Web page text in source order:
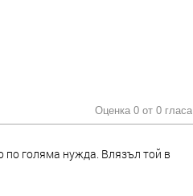
Оценка 0 от 0 гласа
по голяма нужда. Влязъл той в